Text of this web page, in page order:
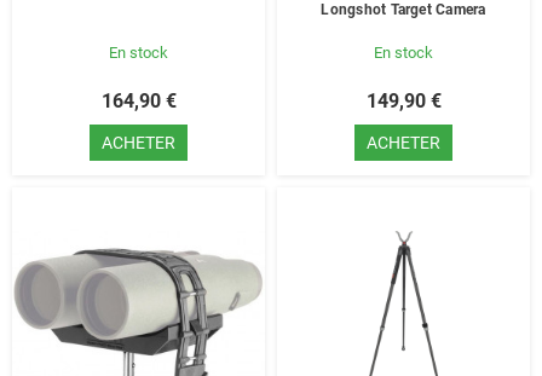
En stock
164,90 €
ACHETER
Longshot Target Camera
En stock
149,90 €
ACHETER